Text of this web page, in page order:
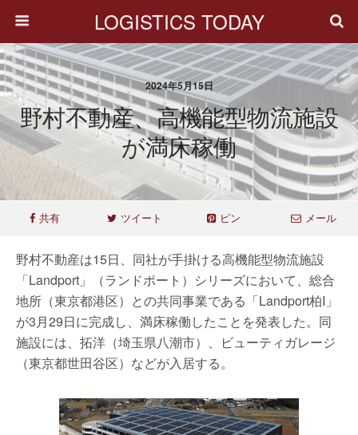
LOGISTICS TODAY
2024年5月15日
野村不動産、高機能型物流施設
が満床稼働
共有 ツイート ピン メール
野村不動産は15日、同社が手掛ける高機能型物流施設
「Landport」（ランドポート）シリーズにおいて、総合
地所（東京都港区）との共同事業である「Landport柏I」
が3月29日に完成し、満床稼働したことを発表した。同
施設には、拓洋（埼玉県八潮市）、ビューティガレージ
（東京都世田谷区）などが入居する。